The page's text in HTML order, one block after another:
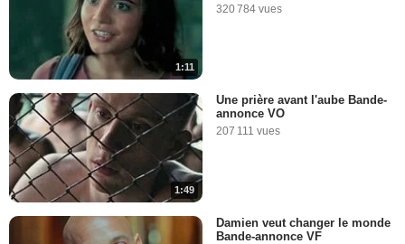
1:11
320 784 vues
1:49
Une prière avant l'aube Bande-
annonce VO
207 111 vues
Damien veut changer le monde
Bande-annonce VF